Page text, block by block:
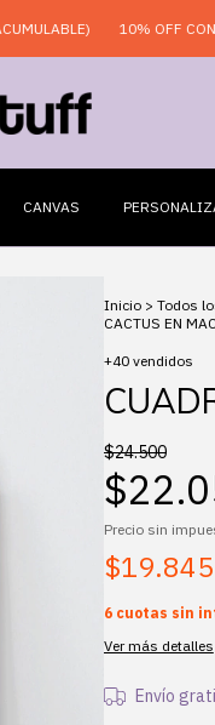
10% OFF CON
CANVAS
Inicio > Todos
CACTUS EN
+40 vendidos
$24.500
Precio sin
$19.845
6 cuotas sin
Ver más detalles
Envío